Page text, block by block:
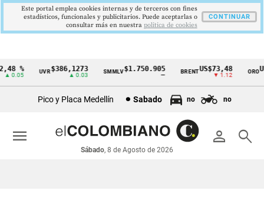
Cintillo
económicos
Colombia
%
0.05
UVR$386,1273
▲ 0.03
SMMLV$1.750.905 BRENTUS$73,48
▼ 1.12
ORO
Pico y Placa Medellín Sabado no no
person search
Sábado, 8 de Agosto de 2026
menu
Este portal emplea cookies internas y de terceros con fines
estadísticos, funcionales y publicitarios. Puede aceptarlas o
consultar más en nuestra politica de cookies
CONTINUAR